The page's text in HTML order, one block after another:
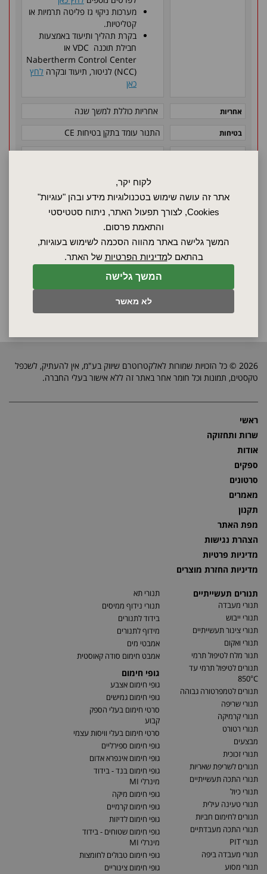
המשך גלישה
לא מאשר
לקוח יקר,
אתר זה עושה שימוש בטכנולוגיות מידע ובהן "עוגיות"
Cookies, לצורך תפעול האתר, ניתוח סטטיסטי
והתאמת פרסום.
המשך גלישה באתר מהווה הסכמה לשימוש בעוגיות,
בהתאם למדיניות הפרטיות של האתר.
מערכות ניקוי גז פליטה תרמיות או
קטליטיות.
בקרת תהליך ותיעוד באמצעות
חבילת תוכנה VDC או
Nabertherm Control Center
(NCC) לניטור, תיעוד ובקרה
לחץ
כאן
אחריות אחריות כוללת למשך שנה
בטיחות התנור עומד בתקן בטיחות CE
היחידות
את תווי התקן הבאים
בקש הצעת מחיר
2026 © כל הזכויות שמורות לאלקטרוטרם שיווק בע"מ, אין להעתיק, לשכפל
טקסטים, תמונות וכל חומר אחר באתר זה ללא אישור בעלי החברה.
ראשי
שרות ותחזוקה
אודות
ספקים
סרטונים
מאמרים
תקנון
מפת האתר
הצהרת נגישות
מדיניות פרטיות
מדיניות החזרת מוצרים
תנורים תעשייתיים
תנורי מעבדה
תנורי ייבוש
תנורי צינור תעשייתיים
תנורי ואקום
תנור מלח לטיפול תרמי
תנורים לטיפול תרמי עד
850°C
תנורים לטמפרטורה גבוהה
תנורי שריפה
תנורי קרמיקה
תנורי רטורט
מבצעים
תנורי זכוכית
תנורים לשריפת שאריות
תנורי התכה תעשייתיים
תנורי כיול
תנורי טעינה עילית
תנורים לחימום חביות
תנורי התכה מעבדתיים
תנורי PIT
תנורי מעבדה ביפה
תנורי מסוע
תנורי תא
תנורי נידוף ממיסים
בידוד לתנורים
מידוף לתנורים
אמבטי מים
אמבט חימום סודה קאוסטית
גופי חימום
גופי חימום אצבע
גופי חימום גמישים
סרטי חימום בעלי הספק
קבוע
סרטי חימום בעלי וויסות עצמי
גופי חימום ספירליים
גופי חימום אינפרא אדום
גופי חימום בנד - בידוד
מינרלי MI
גופי חימום מיקה
גופי חימום קרמיים
גופי חימום לדיזות
גופי חימום שטוחים - בידוד
מינרלי MI
גופי חימום טבולים לחומצות
גופי חימום צינוריים